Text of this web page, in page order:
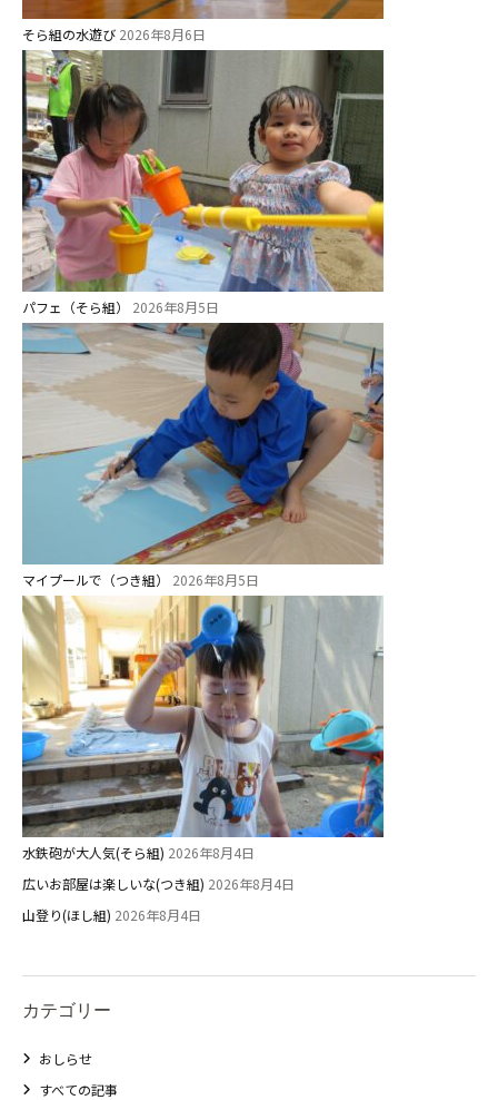
そら組の水遊び 2026年8月6日
パフェ（そら組） 2026年8月5日
マイプールで（つき組） 2026年8月5日
水鉄砲が大人気(そら組) 2026年8月4日
広いお部屋は楽しいな(つき組) 2026年8月4日
山登り(ほし組) 2026年8月4日
カテゴリー
おしらせ
すべての記事